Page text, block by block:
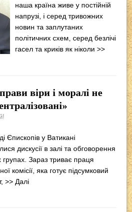
наша країна живе у постійній
напрузі, і серед тривожних
новин та заплутаних
політичних схем, серед безлічі
гасел та криків як ніколи>>
віри і моралі не
Єпископів у Ватикані
дискусії в залі та обговорення
групах. Зараз триває праця
комісії, яка готує підсумковий
>> Далі